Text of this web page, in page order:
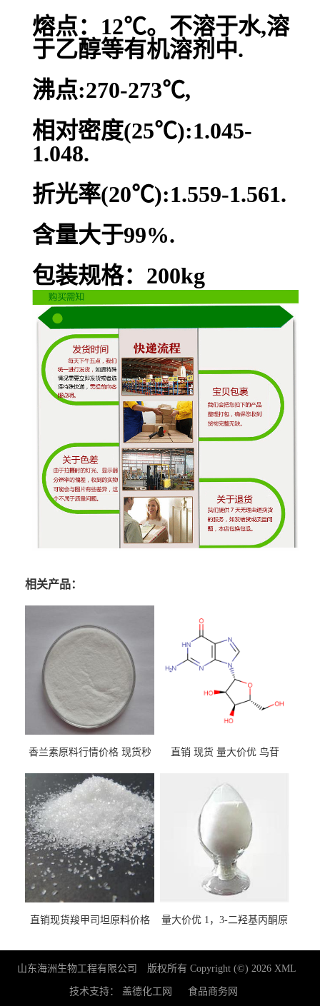
熔点：12℃。不溶于水,溶
于乙醇等有机溶剂中.
沸点:270-273℃,
相对密度(25℃):1.045-
1.048.
折光率(20℃):1.559-1.561.
含量大于99%.
包装规格：200kg
相关产品：
香兰素原料行情价格 现货秒
直销 现货 量大价优 鸟苷
直销现货羧甲司坦原料价格
量大价优 1，3-二羟基丙酮原
山东海洲生物工程有限公司 版权所有 Copyright (©) 2026 XML
技术支持： 盖德化工网 食品商务网